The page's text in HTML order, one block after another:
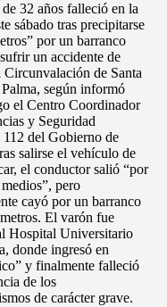
32 años falleció en la
sábado tras precipitarse
por un barranco
un accidente de
Circunvalación de Santa
según informó
el Centro Coordinador
y Seguridad
del Gobierno de
salirse el vehículo de
el conductor salió “por
pero
cayó por un barranco
El varón fue
Hospital Universitario
donde ingresó en
y finalmente falleció
de los
de carácter grave.